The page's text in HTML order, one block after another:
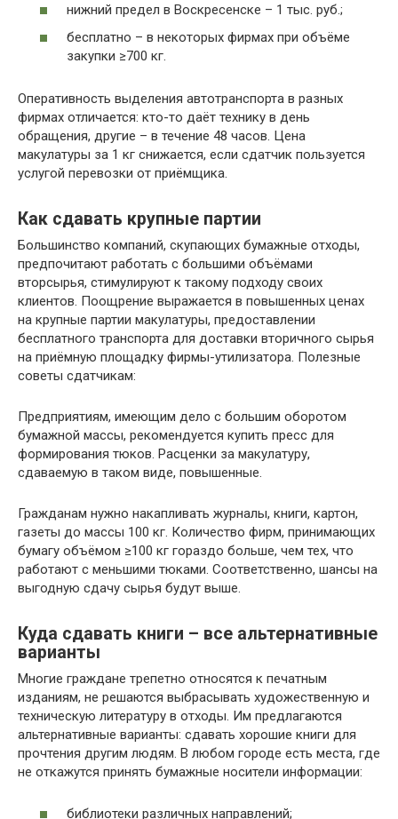
нижний предел в Воскресенске – 1 тыс. руб.;
бесплатно – в некоторых фирмах при объёме
закупки ≥700 кг.
Оперативность выделения автотранспорта в разных
фирмах отличается: кто-то даёт технику в день
обращения, другие – в течение 48 часов. Цена
макулатуры за 1 кг снижается, если сдатчик пользуется
услугой перевозки от приёмщика.
Как сдавать крупные партии
Большинство компаний, скупающих бумажные отходы,
предпочитают работать с большими объёмами
вторсырья, стимулируют к такому подходу своих
клиентов. Поощрение выражается в повышенных ценах
на крупные партии макулатуры, предоставлении
бесплатного транспорта для доставки вторичного сырья
на приёмную площадку фирмы-утилизатора. Полезные
советы сдатчикам:
Предприятиям, имеющим дело с большим оборотом
бумажной массы, рекомендуется купить пресс для
формирования тюков. Расценки за макулатуру,
сдаваемую в таком виде, повышенные.
Гражданам нужно накапливать журналы, книги, картон,
газеты до массы 100 кг. Количество фирм, принимающих
бумагу объёмом ≥100 кг гораздо больше, чем тех, что
работают с меньшими тюками. Соответственно, шансы на
выгодную сдачу сырья будут выше.
Куда сдавать книги – все альтернативные
варианты
Многие граждане трепетно относятся к печатным
изданиям, не решаются выбрасывать художественную и
техническую литературу в отходы. Им предлагаются
альтернативные варианты: сдавать хорошие книги для
прочтения другим людям. В любом городе есть места, где
не откажутся принять бумажные носители информации:
библиотеки различных направлений;